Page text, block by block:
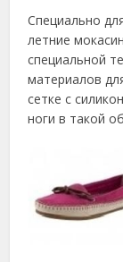
Специально
летние
специальной
материалов
сетке с
ноги в такой